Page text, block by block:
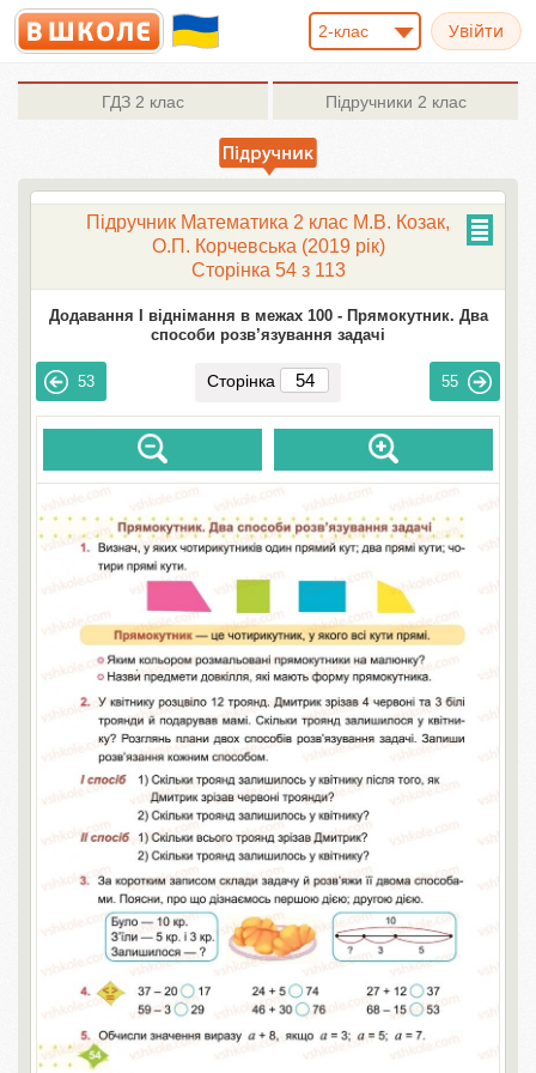
2-клас
ГДЗ 2 клас Підручники 2 клас
Підручник Математика 2 клас М.В. Козак,
О.П. Корчевська (2019 рік)
Сторінка 54 з 113
Додавання І віднімання в межах 100 - Прямокутник. Два
способи розв’язування задачі
53 Сторінка 55